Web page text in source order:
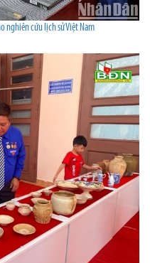
nghiên cứu lịch sử Việt Nam